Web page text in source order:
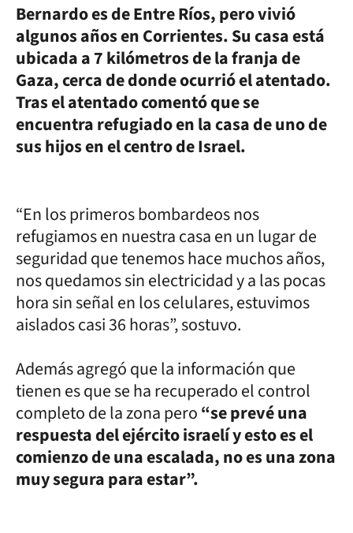
Bernardo es de Entre Ríos, pero vivió
algunos años en Corrientes. Su casa está
ubicada a 7 kilómetros de la franja de
Gaza, cerca de donde ocurrió el atentado.
Tras el atentado comentó que se
encuentra refugiado en la casa de uno de
sus hijos en el centro de Israel.
“En los primeros bombardeos nos
refugiamos en nuestra casa en un lugar de
seguridad que tenemos hace muchos años,
nos quedamos sin electricidad y a las pocas
hora sin señal en los celulares, estuvimos
aislados casi 36 horas”, sostuvo.
Además agregó que la información que
tienen es que se ha recuperado el control
completo de la zona pero“se prevé una
respuesta del ejército israelí y esto es el
comienzo de una escalada, no es una zona
muy segura para estar”.